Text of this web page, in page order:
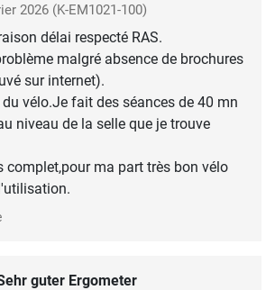
2026 (K-EM1021-100)
délai respecté RAS.
malgré absence de brochures
sur internet).
vélo.Je fait des séances de 40 mn
niveau de la selle que je trouve
complet,pour ma part très bon vélo
guter Ergometer